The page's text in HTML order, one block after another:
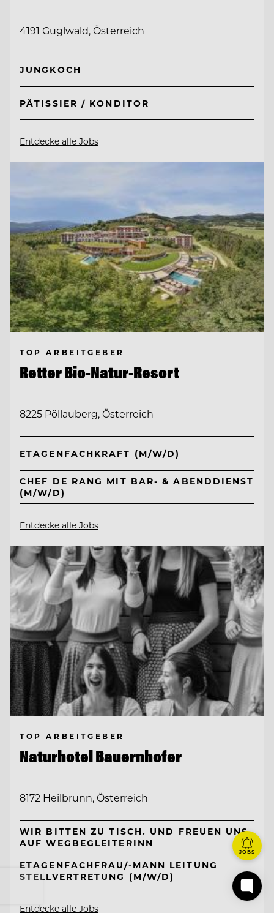
4191 Guglwald, Österreich
JUNGKOCH
PÂTISSIER / KONDITOR
Entdecke alle Jobs
TOP ARBEITGEBER
Retter Bio-Natur-Resort
8225 Pöllauberg, Österreich
ETAGENFACHKRAFT (M/W/D)
CHEF DE RANG MIT BAR- & ABENDDIENST
(M/W/D)
Entdecke alle Jobs
TOP ARBEITGEBER
Naturhotel Bauernhofer
8172 Heilbrunn, Österreich
WIR BITTEN ZU TISCH. UND FREUEN UNS
AUF WEGBEGLEITERINN
ETAGENFACHFRAU/-MANN LEITUNG
STELLVERTRETUNG (M/W/D)
Entdecke alle Jobs
JOBS